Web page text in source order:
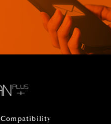
Compatibility